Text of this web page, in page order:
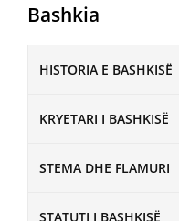
Bashkia
HISTORIA E BASHKISË
KRYETARI I BASHKISË
STEMA DHE FLAMURI
STATUTI I BASHKISË